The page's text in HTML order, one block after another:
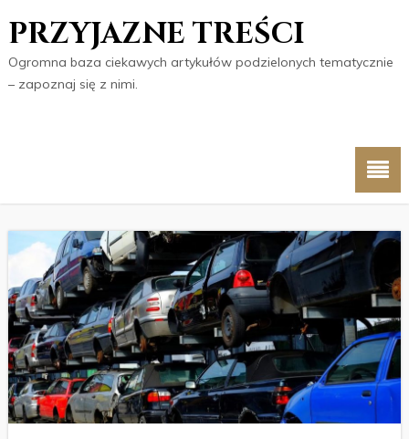
PRZYJAZNE TREŚCI
Ogromna baza ciekawych artykułów podzielonych tematycznie
– zapoznaj się z nimi.